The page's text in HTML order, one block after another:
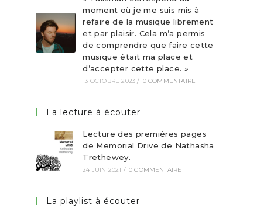
moment où je me suis mis à
refaire de la musique librement
et par plaisir. Cela m’a permis
de comprendre que faire cette
musique était ma place et
d’accepter cette place. »
13 OCTOBRE 2023 / 0 COMMENTAIRE
La lecture à écouter
Lecture des premières pages
de Memorial Drive de Nathasha
Trethewey.
24 JUIN 2021 / 0 COMMENTAIRE
La playlist à écouter